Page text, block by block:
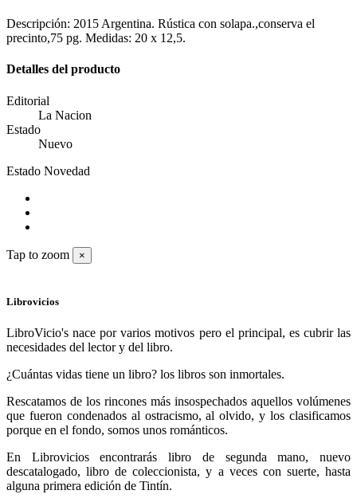
Descripción: 2015 Argentina. Rústica con solapa.,conserva el
precinto,75 pg. Medidas: 20 x 12,5.
Detalles del producto
Editorial
La Nacion
Estado
Nuevo
Estado Novedad
Tap to zoom ×
Librovicios
LibroVicio's nace por varios motivos pero el principal, es cubrir las
necesidades del lector y del libro.
¿Cuántas vidas tiene un libro? los libros son inmortales.
Rescatamos de los rincones más insospechados aquellos volúmenes
que fueron condenados al ostracismo, al olvido, y los clasificamos
porque en el fondo, somos unos románticos.
En Librovicios encontrarás libro de segunda mano, nuevo
descatalogado, libro de coleccionista, y a veces con suerte, hasta
alguna primera edición de Tintín.